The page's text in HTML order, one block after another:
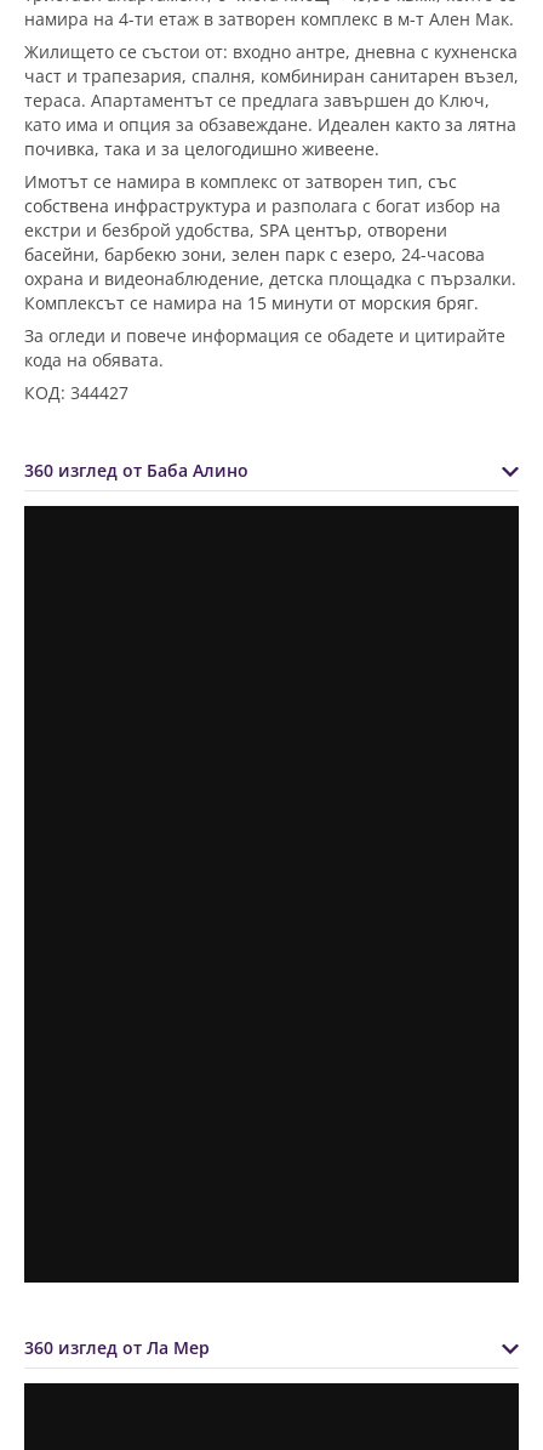
намира на 4-ти етаж в затворен комплекс в м-т Ален Мак.
Жилището се състои от: входно антре, дневна с кухненска
част и трапезария, спалня, комбиниран санитарен възел,
тераса. Апартаментът се предлага завършен до Ключ,
като има и опция за обзавеждане. Идеален както за лятна
почивка, така и за целогодишно живеене.
Имотът се намира в комплекс от затворен тип, със
собствена инфраструктура и разполага с богат избор на
екстри и безброй удобства, SPA център, отворени
басейни, барбекю зони, зелен парк с езеро, 24-часова
охрана и видеонаблюдение, детска площадка с пързалки.
Комплексът се намира на 15 минути от морския бряг.
За огледи и повече информация се обадете и цитирайте
кода на обявата.
КОД: 344427
360 изглед от Баба Алино
360 изглед от Ла Мер